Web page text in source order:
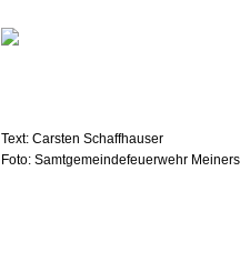
Text: Carsten Schaffhauser
Foto: Samtgemeindefeuerwehr